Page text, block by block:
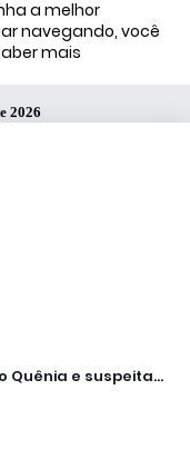
a melhor
navegando, você
mais
2026
Quênia e suspeita
e acende alerta